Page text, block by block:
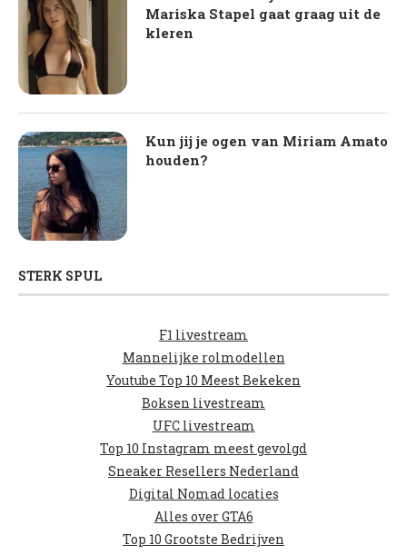
Mariska Stapel gaat graag uit de
kleren
Kun jij je ogen van Miriam Amato
houden?
STERK SPUL
F1 livestream
Mannelijke rolmodellen
Youtube Top 10 Meest Bekeken
Boksen livestream
UFC livestream
Top 10 Instagram meest gevolgd
Sneaker Resellers Nederland
Digital Nomad locaties
Alles over GTA6
Top 10 Grootste Bedrijven